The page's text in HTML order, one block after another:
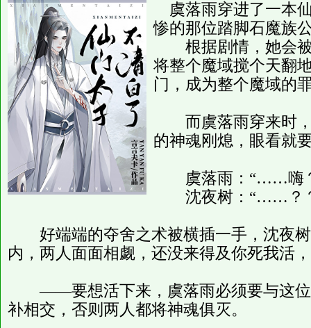
虞落雨穿进了一本
惨的那位踏脚石魔族
根据剧情，她会被
将整个魔域搅个天翻
门，成为整个魔域的
而虞落雨穿来时，
的神魂刚熄，眼看
虞落雨：“……嗨
沈夜树：“……？
好端端的夺舍之术被横插一手，沈夜树
内，两人面面相觑，还没来得及你死我活
——要想活下来，虞落雨必须要与这位“
补相交，否则两人都将神魂俱灭。